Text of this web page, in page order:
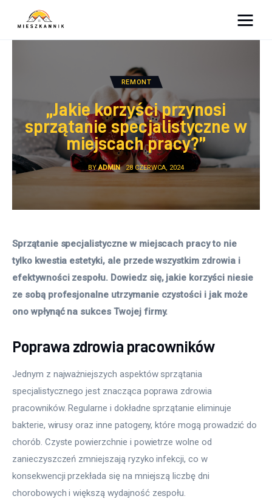
Łazienka
Kuchnia
Salon
Więcej
REMONT
„Jakie korzyści przynosi
sprzątanie specjalistyczne w
miejscach pracy?”
BY ADMIN 28 CZERWCA, 2024
Sprzątanie specjalistyczne w miejscach pracy to nie
tylko kwestia estetyki, ale przede wszystkim zdrowia i
efektywności zespołu. Dowiedz się, jakie korzyści niesie
ze sobą profesjonalne utrzymanie czystości i jak może
ono wpłynąć na sukces Twojej firmy.
Poprawa zdrowia pracowników
Jednym z najważniejszych aspektów sprzątania
specjalistycznego jest znacząca poprawa zdrowia
pracowników. Regularne i dokładne sprzątanie eliminuje
bakterie, wirusy oraz inne patogeny, które mogą prowadzić do
chorób. Czyste powierzchnie i powietrze wolne od
zanieczyszczeń zmniejszają ryzyko infekcji, co w
konsekwencji przekłada się na mniejszą liczbę dni
chorobowych i większą wydajność zespołu.